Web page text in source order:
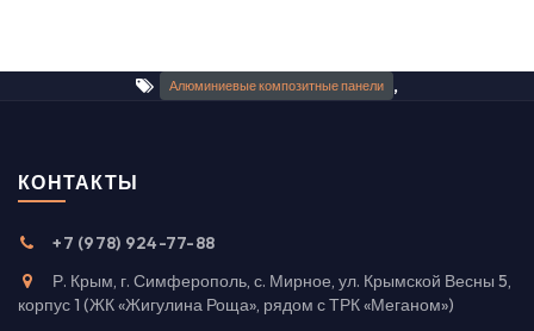
Алюминиевые композитные панели ,
КОНТАКТЫ
+7 (978) 924-77-88
Р. Крым, г. Симферополь, с. Мирное, ул. Крымской Весны 5,
корпус 1 (ЖК «Жигулина Роща», рядом с ТРК «Меганом»)